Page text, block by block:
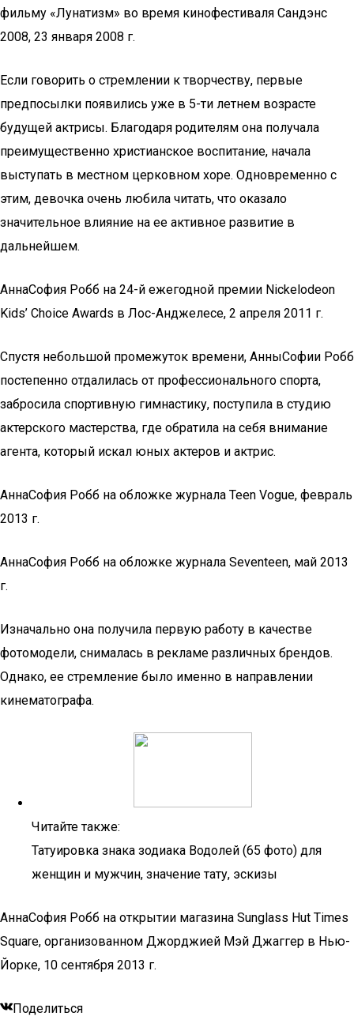
фильму «Лунатизм» во время кинофестиваля Сандэнс
2008, 23 января 2008 г.
Если говорить о стремлении к творчеству, первые
предпосылки появились уже в 5-ти летнем возрасте
будущей актрисы. Благодаря родителям она получала
преимущественно христианское воспитание, начала
выступать в местном церковном хоре. Одновременно с
этим, девочка очень любила читать, что оказало
значительное влияние на ее активное развитие в
дальнейшем.
АннаСофия Робб на 24-й ежегодной премии Nickelodeon
Kids’ Choice Awards в Лос-Анджелесе, 2 апреля 2011 г.
Спустя небольшой промежуток времени, АнныСофии Робб
постепенно отдалилась от профессионального спорта,
забросила спортивную гимнастику, поступила в студию
актерского мастерства, где обратила на себя внимание
агента, который искал юных актеров и актрис.
АннаСофия Робб на обложке журнала Teen Vogue, февраль
2013 г.
АннаСофия Робб на обложке журнала Seventeen, май 2013
г.
Изначально она получила первую работу в качестве
фотомодели, снималась в рекламе различных брендов.
Однако, ее стремление было именно в направлении
кинематографа.
Читайте также:
Татуировка знака зодиака Водолей (65 фото) для
женщин и мужчин, значение тату, эскизы
АннаСофия Робб на открытии магазина Sunglass Hut Times
Square, организованном Джорджией Мэй Джаггер в Нью-
Йорке, 10 сентября 2013 г.
Поделиться